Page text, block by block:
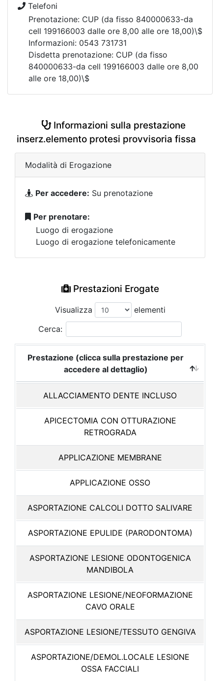
Telefoni
Prenotazione: CUP (da fisso 840000633-da
cell 199166003 dalle ore 8,00 alle ore 18,00)\$
Informazioni: 0543 731731
Disdetta prenotazione: CUP (da fisso
840000633-da cell 199166003 dalle ore 8,00
alle ore 18,00)\$
Informazioni sulla prestazione
inserz.elemento protesi provvisoria fissa
Modalità di Erogazione
Per accedere: Su prenotazione
Per prenotare:
Luogo di erogazione
Luogo di erogazione telefonicamente
Prestazioni Erogate
Visualizza
elementi
Cerca:
Prestazione (clicca sulla prestazione per
accedere al dettaglio)
ALLACCIAMENTO DENTE INCLUSO
APICECTOMIA CON OTTURAZIONE
RETROGRADA
APPLICAZIONE MEMBRANE
APPLICAZIONE OSSO
ASPORTAZIONE CALCOLI DOTTO SALIVARE
ASPORTAZIONE EPULIDE (PARODONTOMA)
ASPORTAZIONE LESIONE ODONTOGENICA
MANDIBOLA
ASPORTAZIONE LESIONE/NEOFORMAZIONE
CAVO ORALE
ASPORTAZIONE LESIONE/TESSUTO GENGIVA
ASPORTAZIONE/DEMOL.LOCALE LESIONE
OSSA FACCIALI